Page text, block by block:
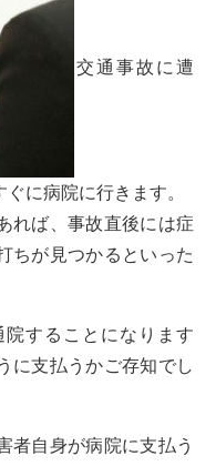
交通事故に遭
に病院に行きます。
れば、事故直後には症
ちが見つかるといった
することになります
に支払うかご存知でし
者自身が病院に支払う